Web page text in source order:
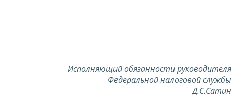
Исполняющий обязанности руководителя
Федеральной налоговой службы
Д.С.Сатин